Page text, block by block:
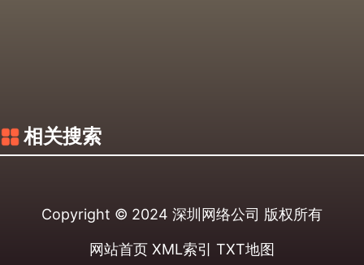
相关搜索
Copyright © 2024 深圳网络公司 版权所有
网站首页 XML索引 TXT地图